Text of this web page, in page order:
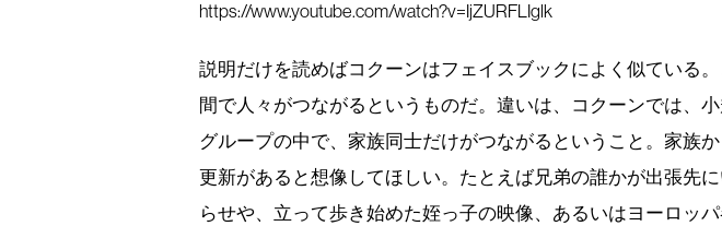
https://www.youtube.com/watch?v=IjZURFLIglk
説明だけを読めばコクーンはフェイスブックによく似ている
間で人々がつながるというものだ。違いは、コクーンでは、
グループの中で、家族同士だけがつながるということ。家族
更新があると想像してほしい。たとえば兄弟の誰かが出張先
らせや、立って歩き始めた姪っ子の映像、あるいはヨーロッ